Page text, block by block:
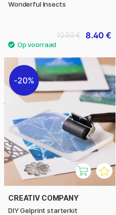
Wonderful Insects
8.40 €
10.50 €
20%
CREATIV COMPANY
DIY Gelprint starterkit